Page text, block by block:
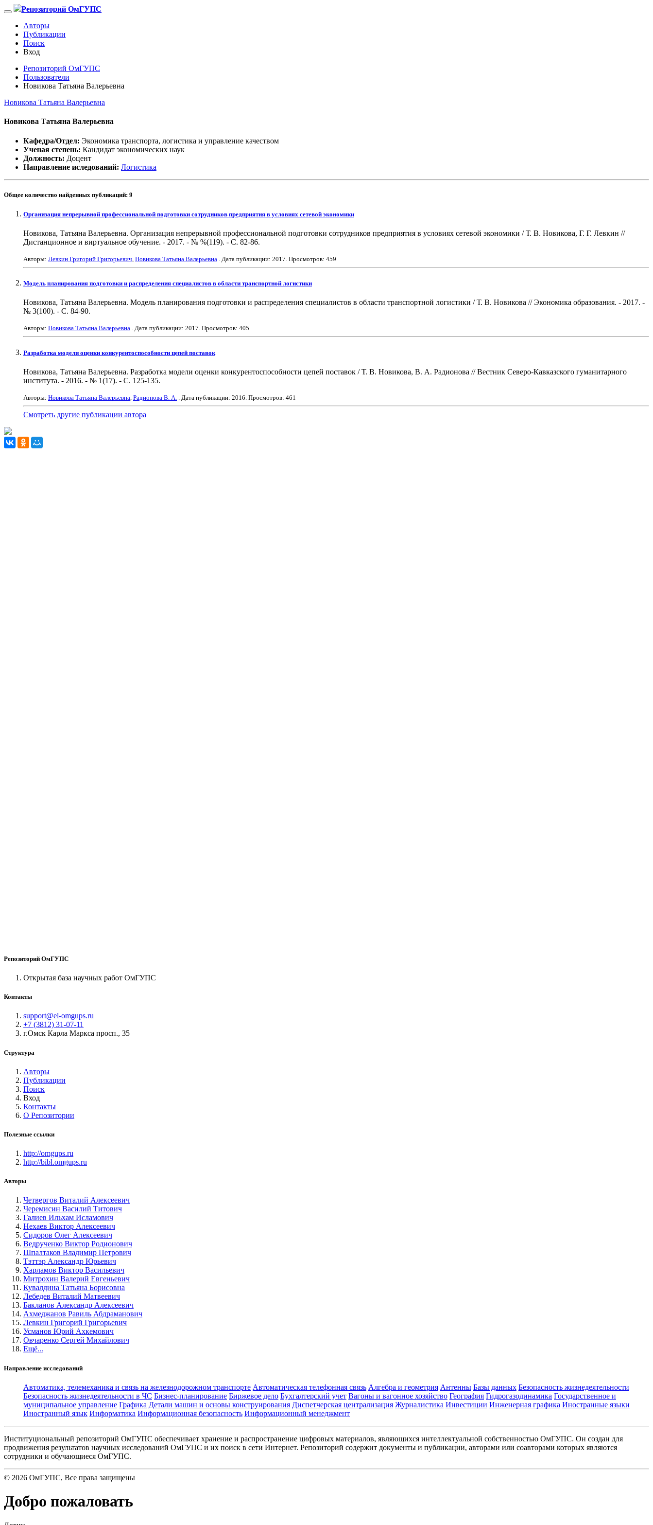
Репозиторий ОмГУПС
Авторы
Публикации
Поиск
Вход
Репозиторий ОмГУПС
Пользователи
Новикова Татьяна Валерьевна
Новикова Татьяна Валерьевна
Новикова Татьяна Валерьевна
Кафедра/Отдел: Экономика транспорта, логистика и управление качеством
Ученая степень: Кандидат экономических наук
Должность: Доцент
Направление иследований: Логистика
Общее количество найденных публикаций: 9
Организация непрерывной профессиональной подготовки сотрудников предприятия в условиях сетевой экономики
Новикова, Татьяна Валерьевна. Организация непрерывной профессиональной подготовки сотрудников предприятия в условиях сетевой экономики / Т. В. Новикова, Г. Г. Левкин //
Дистанционное и виртуальное обучение. - 2017. - № %(119). - С. 82-86.
Авторы: Левкин Григорий Григорьевич, Новикова Татьяна Валерьевна . Дата публикации: 2017. Просмотров: 459
Модель планирования подготовки и распределения специалистов в области транспортной логистики
Новикова, Татьяна Валерьевна. Модель планирования подготовки и распределения специалистов в области транспортной логистики / Т. В. Новикова // Экономика образования. - 2017. -
№ 3(100). - С. 84-90.
Авторы: Новикова Татьяна Валерьевна . Дата публикации: 2017. Просмотров: 405
Разработка модели оценки конкурентоспособности цепей поставок
Новикова, Татьяна Валерьевна. Разработка модели оценки конкурентоспособности цепей поставок / Т. В. Новикова, В. А. Радионова // Вестник Северо-Кавказского гуманитарного
института. - 2016. - № 1(17). - С. 125-135.
Авторы: Новикова Татьяна Валерьевна Радионова В. А. . Дата публикации: 2016 . Просмотров: 461
Смотреть другие публикации автора
Репозиторий ОмГУПС
Открытая база научных работ ОмГУПС
Контакты
support@el-omgups.ru
+7 (3812) 31-07-11
г.Омск Карла Маркса просп., 35
Структура
Авторы
Публикации
Поиск
Вход
Контакты
О Репозитории
Полезные ссылки
http://omgups.ru
http://bibl.omgups.ru
Авторы
Четвергов Виталий Алексеевич
Черемисин Василий Титович
Галиев Ильхам Исламович
Нехаев Виктор Алексеевич
Сидоров Олег Алексеевич
Ведрученко Виктор Родионович
Шпалтаков Владимир Петрович
Тэттэр Александр Юрьевич
Харламов Виктор Васильевич
Митрохин Валерий Евгеньевич
Кувалдина Татьяна Борисовна
Лебедев Виталий Матвеевич
Бакланов Александр Алексеевич
Ахмеджанов Равиль Абдраманович
Левкин Григорий Григорьевич
Усманов Юрий Ахкемович
Овчаренко Сергей Михайлович
Ещё...
Направление исследований
Автоматика, телемеханика и связь на железнодорожном транспорте Автоматическая телефонная связь Алгебра и геометрия Антенны Базы данных Безопасность жизнедеятельности
Безопасность жизнедеятельности в ЧС Бизнес-планирование Биржевое дело Бухгалтерский учет Вагоны и вагонное хозяйство География Гидрогазодинамика Государственное и
муниципальное управление Графика Детали машин и основы конструирования Диспетчерская централизация Журналистика Инвестиции Инженерная графика Иностранные языки
Иностранный язык Информатика Информационная безопасность Информационный менеджмент
Институциональный репозиторий ОмГУПС обеспечивает хранение и распространение цифровых материалов, являющихся интеллектуальной собственностью ОмГУПС. Он создан для
продвижения результатов научных исследований ОмГУПС и их поиск в сети Интернет. Репозиторий содержит документы и публикации, авторами или соавторами которых являются
сотрудники и обучающиеся ОмГУПС.
© 2026 ОмГУПС, Все права защищены
Добро пожаловать